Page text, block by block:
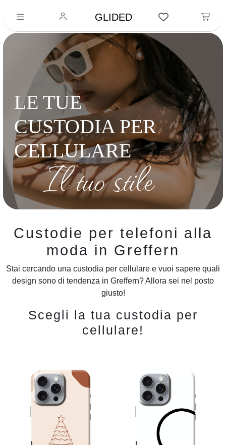
GLIDED
LE TUE
CUSTODIA PER
CELLULARE
Il tuo stile
Custodie per telefoni alla
moda in Greffern
Stai cercando una custodia per cellulare e vuoi sapere quali
design sono di tendenza in Greffern? Allora sei nel posto
giusto!
Scegli la tua custodia per
cellulare!